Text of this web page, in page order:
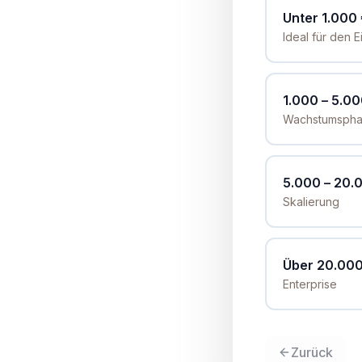
Unter 1.000
Ideal für den
1.000 –
5.000 –
Skalierung
Über
Enterprise
Zurück